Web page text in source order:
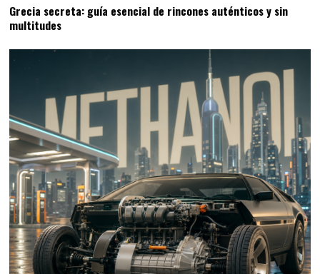
Grecia secreta: guía esencial de rincones auténticos y sin
multitudes